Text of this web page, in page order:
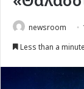
newsroom
Less than a minute